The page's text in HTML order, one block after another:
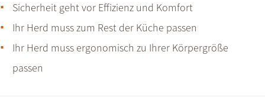
Sicherheit geht vor Effizienz und Komfort
Ihr Herd muss zum Rest der Küche passen
Ihr Herd muss ergonomisch zu Ihrer Körpergröße
passen